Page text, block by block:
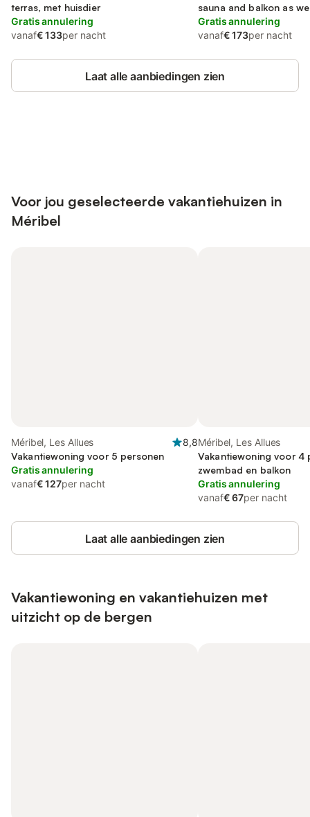
terras, met huisdier
Gratis annulering
vanaf€ 133per nacht
sauna and balkon as
zwembad, met huisdier
Gratis annulering
vanaf€ 173per nacht
Laat alle aanbiedingen zien
Voor jou geselecteerde vakantiehuizen in
Méribel
Méribel, Les Allues
8,8
Vakantiewoning voor 5 personen
Gratis annulering
vanaf€ 127per nacht
Méribel, Les Allues
Vakantiewoning voor 4
zwembad en balkon
Gratis annulering
vanaf€ 67per nacht
Laat alle aanbiedingen zien
Vakantiewoning en vakantiehuizen met
uitzicht op de bergen